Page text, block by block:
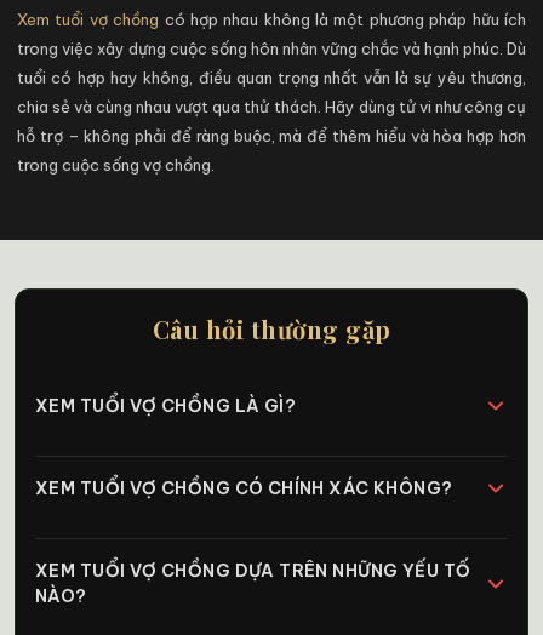
Xem tuổi vợ chồng có hợp nhau không là một phương pháp hữu ích
trong việc xây dựng cuộc sống hôn nhân vững chắc và hạnh phúc. Dù
tuổi có hợp hay không, điều quan trọng nhất vẫn là sự yêu thương,
chia sẻ và cùng nhau vượt qua thử thách. Hãy dùng tử vi như công cụ
hỗ trợ – không phải để ràng buộc, mà để thêm hiểu và hòa hợp hơn
trong cuộc sống vợ chồng.
Câu hỏi thường gặp
XEM TUỔI VỢ CHỒNG LÀ GÌ?
XEM TUỔI VỢ CHỒNG CÓ CHÍNH XÁC KHÔNG?
XEM TUỔI VỢ CHỒNG DỰA TRÊN NHỮNG YẾU TỐ
NÀO?